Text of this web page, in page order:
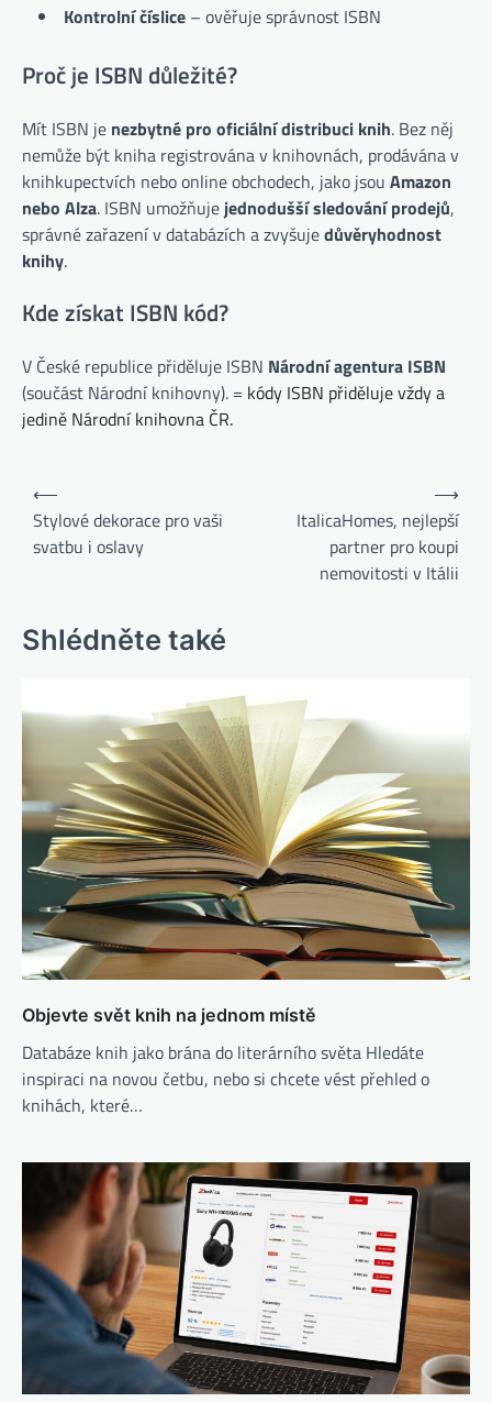
Kontrolní číslice – ověřuje správnost ISBN
Proč je ISBN důležité?
Mít ISBN je nezbytné pro oficiální distribuci knih. Bez něj
nemůže být kniha registrována v knihovnách, prodávána v
knihkupectvích nebo online obchodech, jako jsou Amazon
nebo Alza. ISBN umožňuje jednodušší sledování prodejů,
správné zařazení v databázích a zvyšujedůvěryhodnost
knihy.
Kde získat ISBN kód?
V České republice přiděluje ISBN Národní agentura ISBN
(součást Národní knihovny). = kódy ISBN přiděluje vždy a
jedině Národní knihovna ČR.
Navigace
pro
příspěvek
⟵
Stylové dekorace pro vaši
svatbu i oslavy
ItalicaHomes, nejlepší
partner pro koupi
nemovitosti v Itálii
⟶
Shlédněte také
Objevte svět knih na jednom místě
Databáze knih jako brána do literárního světa Hledáte
inspiraci na novou četbu, nebo si chcete vést přehled o
knihách, které…